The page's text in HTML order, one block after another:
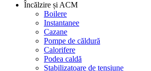
Încălzire și ACM
Boilere
Instantanee
Cazane
Pompe de căldură
Calorifere
Podea caldă
Stabilizatoare de tensiune